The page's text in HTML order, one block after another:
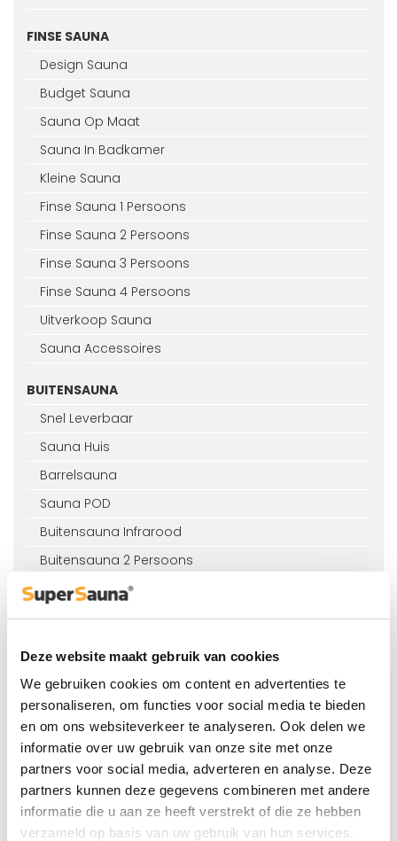
Deze website maakt gebruik van cookies
We gebruiken cookies om content en advertenties te
personaliseren, om functies voor social media te bieden
en om ons websiteverkeer te analyseren. Ook delen we
informatie over uw gebruik van onze site met onze
partners voor social media, adverteren en analyse. Deze
partners kunnen deze gegevens combineren met andere
informatie die u aan ze heeft verstrekt of die ze hebben
verzameld op basis van uw gebruik van hun services.
FINSE SAUNA
Design Sauna
Budget Sauna
Sauna Op Maat
Sauna In Badkamer
Kleine Sauna
Finse Sauna 1 Persoons
Finse Sauna 2 Persoons
Finse Sauna 3 Persoons
Finse Sauna 4 Persoons
Uitverkoop Sauna
Sauna Accessoires
BUITENSAUNA
Snel Leverbaar
Sauna Huis
Barrelsauna
Sauna POD
Buitensauna Infrarood
Buitensauna 2 Persoons
Kleine Buitensauna
Buitensauna Houtgestookt
SPA & HOTTUB
Snel Leverbaar
IJsbad
Houtgestookte Hottub
Opblaasbare Spa